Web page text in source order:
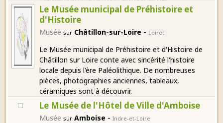
Le Musée municipal de Préhistoire et
d'Histoire
Musée sur Châtillon-sur-Loire - Loiret
Le Musée municipal de Préhistoire et d'Histoire de
Châtillon sur Loire conte avec sincérité l'histoire
locale depuis l'ère Paléolithique. De nombreuses
pièces, photographies anciennes, tableaux,
céramiques sont à découvrir.
Le Musée de l'Hôtel de Ville d'Amboise
Musée sur Amboise -Indre-et-Loire